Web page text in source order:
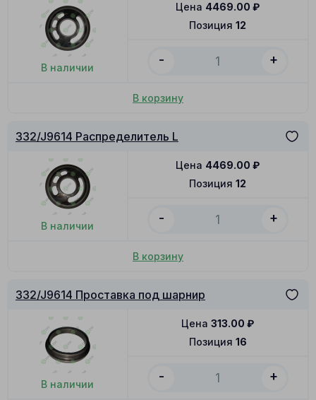
В наличии
Позиция 12
Цена 4469.00 ₽
- +
В корзину
332/J9614 Распределитель L
В наличии
Позиция 12
Цена 4469.00 ₽
- +
В корзину
332/J9614 Проставка под шарнир
В наличии
Позиция 16
Цена 313.00 ₽
- +